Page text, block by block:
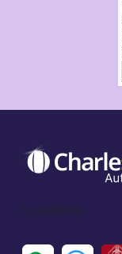
Social Icon